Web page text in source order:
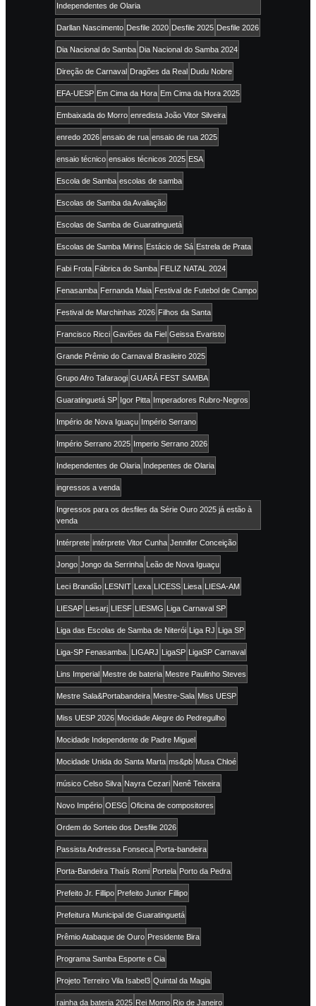
Independentes de Olaria
Darllan Nascimento Desfile 2020 Desfile 2025 Desfile 2026
Dia Nacional do Samba Dia Nacional do Samba 2024
Direção de Carnaval Dragões da Real Dudu Nobre
EFA-UESP Em Cima da Hora Em Cima da Hora 2025
Embaixada do Morro enredista João Vitor Silveira
enredo 2026 ensaio de rua ensaio de rua 2025
ensaio técnico ensaios técnicos 2025 ESA
Escola de Samba escolas de samba
Escolas de Samba da Avaliação
Escolas de Samba de Guaratinguetá
Escolas de Samba Mirins Estácio de Sá Estrela de Prata
Fabi Frota Fábrica do Samba FELIZ NATAL 2024
Fenasamba Fernanda Maia Festival de Futebol de Campo
Festival de Marchinhas 2026 Filhos da Santa
Francisco Ricci Gaviões da Fiel Geissa Evaristo
Grande Prêmio do Carnaval Brasileiro 2025
Grupo Afro Tafaraogi GUARÁ FEST SAMBA
Guaratinguetá SP Igor Pitta Imperadores Rubro-Negros
Império de Nova Iguaçu Império Serrano
Império Serrano 2025 Imperio Serrano 2026
Independentes de Olaria Indepentes de Olaria
ingressos a venda
Ingressos para os desfiles da Série Ouro 2025 já estão à
venda
Intérprete intérprete Vitor Cunha Jennifer Conceição
Jongo Jongo da Serrinha Leão de Nova Iguaçu
Leci Brandão LESNIT Lexa LICESS Liesa LIESA-AM
LIESAP Liesarj LIESF LIESMG Liga Carnaval SP
Liga das Escolas de Samba de Niterói Liga RJ Liga SP
Liga-SP Fenasamba. LIGARJ LigaSP LigaSP Carnaval
Lins Imperial Mestre de bateria Mestre Paulinho Steves
Mestre Sala&Portabandeira Mestre-Sala Miss UESP
Miss UESP 2026 Mocidade Alegre do Pedregulho
Mocidade Independente de Padre Miguel
Mocidade Unida do Santa Marta ms&pb Musa Chloé
músico Celso Silva Nayra Cezari Nenê Teixeira
Novo Império OESG Oficina de compositores
Ordem do Sorteio dos Desfile 2026
Passista Andressa Fonseca Porta-bandeira
Porta-Bandeira Thaís Romi Portela Porto da Pedra
Prefeito Jr. Fillipo Prefeito Junior Fillipo
Prefeitura Municipal de Guaratinguetá
Prêmio Atabaque de Ouro Presidente Bira
Programa Samba Esporte e Cia
Projeto Terreiro Vila Isabel3 Quintal da Magia
rainha da bateria 2025 Rei Momo Rio de Janeiro